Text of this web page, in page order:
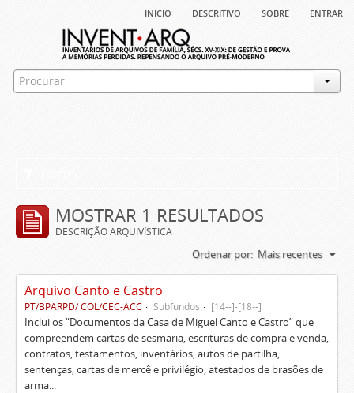
início descritivo sobre entrar
MOSTRAR 1 RESULTADOS
DESCRIÇÃO ARQUIVÍSTICA
Ordenar por: Mais recentes
Arquivo Canto e Castro
PT/BPARPD/ COL/CEC-ACC Subfundos [14--]-[18--]
Inclui os “Documentos da Casa de Miguel Canto e Castro” que
compreendem cartas de sesmaria, escrituras de compra e venda,
contratos, testamentos, inventários, autos de partilha,
sentenças, cartas de mercê e privilégio, atestados de brasões de
arma...